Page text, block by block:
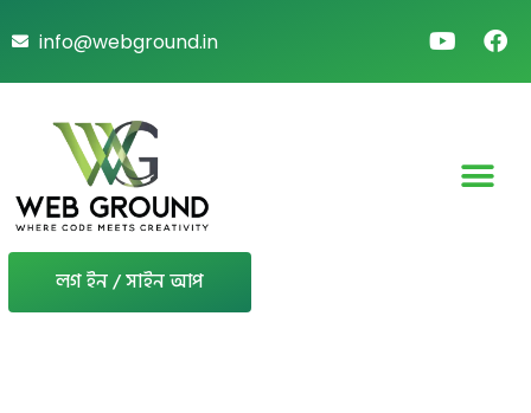
info@webground.in
লগ ইন / সাইন আপ